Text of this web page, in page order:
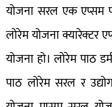
योजना सरल एक एप्सम
लोरेम योजना क्यारेक्टर
योजना हो। लोरेम पाठ
पाठ लोरेम सरल र